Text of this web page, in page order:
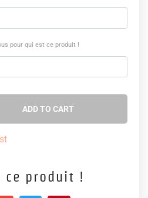
pour qui est ce produit !
ADD TO CART
ce produit !